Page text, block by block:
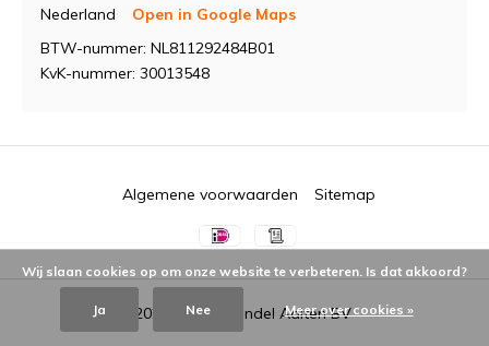
Nederland
Open in Google Maps
BTW-nummer: NL811292484B01
KvK-nummer: 30013548
© 2026 - Groothandel Aalten BV
Algemene voorwaarden Sitemap
Wij slaan cookies op om onze website te verbeteren. Is dat akkoord?
Ja Nee Meer over cookies »